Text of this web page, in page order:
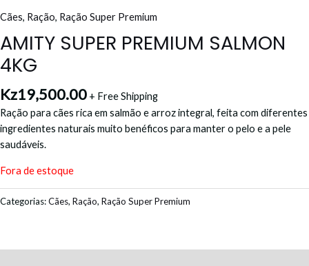
Cães, Ração, Ração Super Premium
AMITY SUPER PREMIUM SALMON
4KG
Kz19,500.00 + Free Shipping
Ração para cães rica em salmão e arroz integral, feita com diferentes
ingredientes naturais muito benéficos para manter o pelo e a pele
saudáveis.
Fora de estoque
Categorias:Cães, Ração, Ração Super Premium